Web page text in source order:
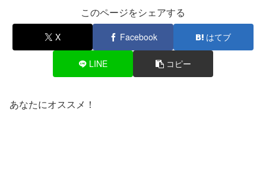
このページをシェアする
X Facebook はてブ
LINE コピー
あなたにオススメ！